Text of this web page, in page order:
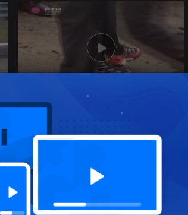
Ep. 36 20 dez. 2015